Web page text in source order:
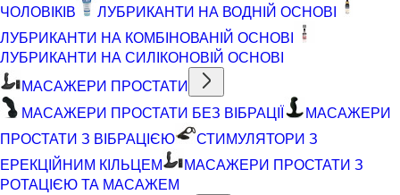
ЧОЛОВІКІВ
ЛУБРИКАНТИ НА ВОДНІЙ ОСНОВІ
ЛУБРИКАНТИ НА КОМБІНОВАНІЙ ОСНОВІ
ЛУБРИКАНТИ НА СИЛІКОНОВІЙ ОСНОВІ
МАСАЖЕРИ ПРОСТАТИ
МАСАЖЕРИ ПРОСТАТИ БЕЗ ВІБРАЦІЇ
МАСАЖЕРИ
ПРОСТАТИ З ВІБРАЦІЄЮ
СТИМУЛЯТОРИ З
ЕРЕКЦІЙНИМ КІЛЬЦЕМ
МАСАЖЕРИ ПРОСТАТИ З
РОТАЦІЄЮ ТА МАСАЖЕМ